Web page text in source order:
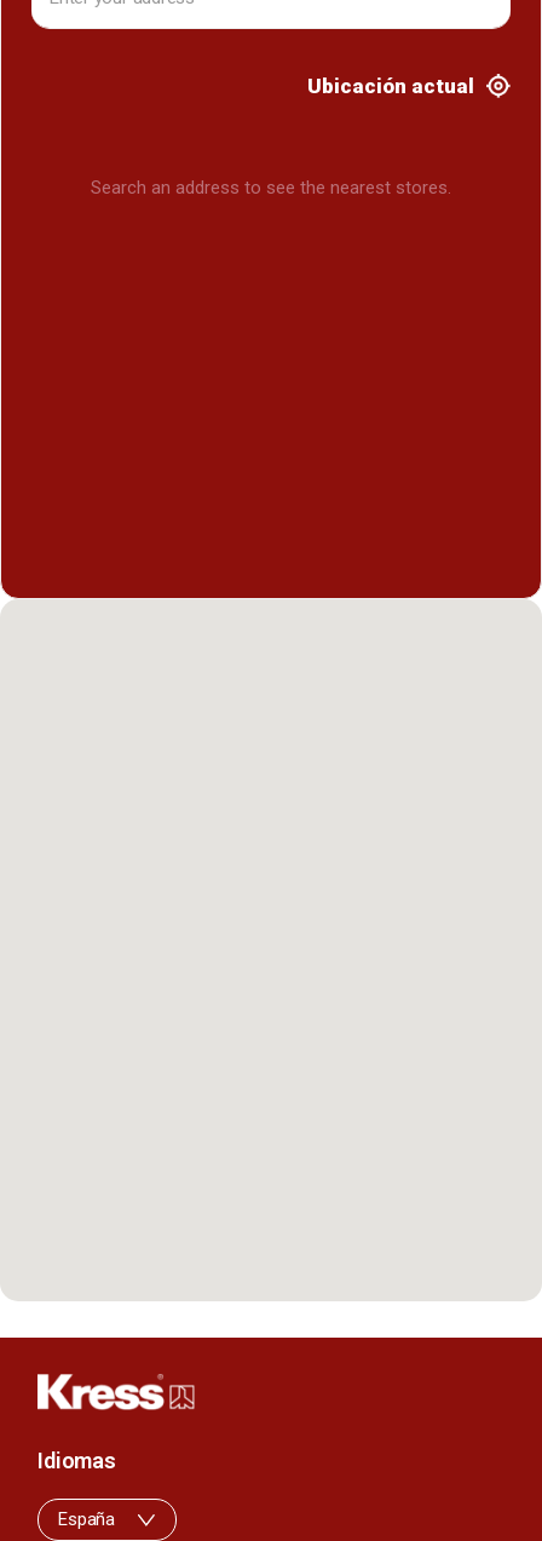
Ubicación actual
Search an address to see the nearest stores.
Idiomas
España